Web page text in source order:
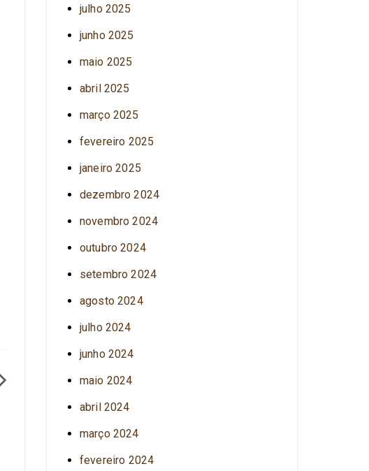
julho 2025
junho 2025
maio 2025
abril 2025
março 2025
fevereiro 2025
janeiro 2025
dezembro 2024
novembro 2024
outubro 2024
setembro 2024
agosto 2024
julho 2024
junho 2024
maio 2024
abril 2024
março 2024
fevereiro 2024